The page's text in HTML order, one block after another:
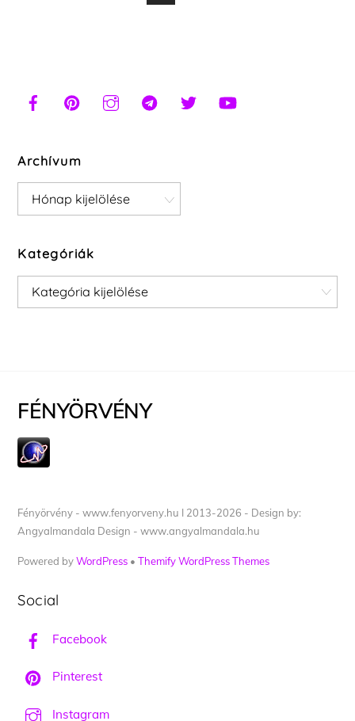
Archívum
Archívum
Kategóriák
Kategóriák
FÉNYÖRVÉNY
Fényörvény - www.fenyorveny.hu I 2013-2026 - Design by:
Angyalmandala Design - www.angyalmandala.hu
Powered byWordPress •Themify WordPress Themes
Social
Facebook
Pinterest
Instagram